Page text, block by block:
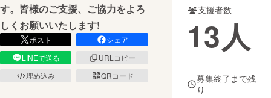
す。皆様のご支援、ご協力をよろ
しくお願いいたします!
ポスト
シェア
LINEで送る
URLコピー
埋め込み
QRコード
支援者数
13人
募集終了まで残
り